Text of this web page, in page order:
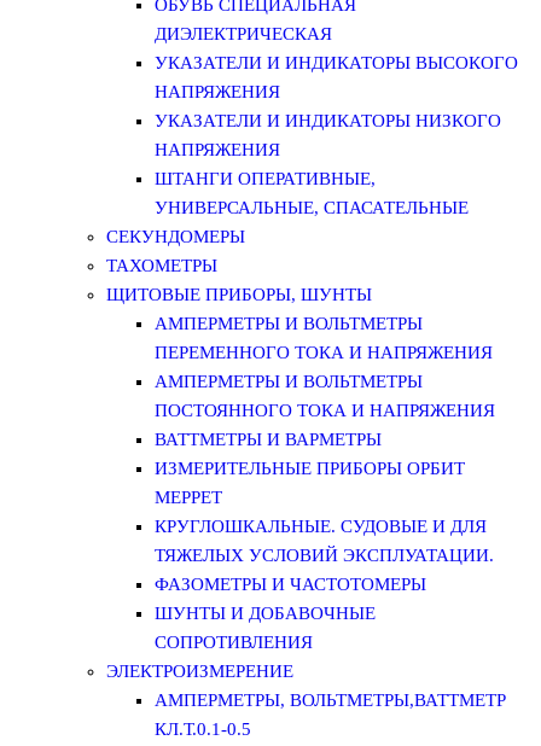
ОБУВЬ СПЕЦИАЛЬНАЯ
ДИЭЛЕКТРИЧЕСКАЯ
УКАЗАТЕЛИ И ИНДИКАТОРЫ ВЫСОКОГО
НАПРЯЖЕНИЯ
УКАЗАТЕЛИ И ИНДИКАТОРЫ НИЗКОГО
НАПРЯЖЕНИЯ
ШТАНГИ ОПЕРАТИВНЫЕ,
УНИВЕРСАЛЬНЫЕ, СПАСАТЕЛЬНЫЕ
СЕКУНДОМЕРЫ
ТАХОМЕТРЫ
ЩИТОВЫЕ ПРИБОРЫ, ШУНТЫ
АМПЕРМЕТРЫ И ВОЛЬТМЕТРЫ
ПЕРЕМЕННОГО ТОКА И НАПРЯЖЕНИЯ
АМПЕРМЕТРЫ И ВОЛЬТМЕТРЫ
ПОСТОЯННОГО ТОКА И НАПРЯЖЕНИЯ
ВАТТМЕТРЫ И ВАРМЕТРЫ
ИЗМЕРИТЕЛЬНЫЕ ПРИБОРЫ ОРБИТ
МЕРРЕТ
КРУГЛОШКАЛЬНЫЕ. СУДОВЫЕ И ДЛЯ
ТЯЖЕЛЫХ УСЛОВИЙ ЭКСПЛУАТАЦИИ.
ФАЗОМЕТРЫ И ЧАСТОТОМЕРЫ
ШУНТЫ И ДОБАВОЧНЫЕ
СОПРОТИВЛЕНИЯ
ЭЛЕКТРОИЗМЕРЕНИЕ
АМПЕРМЕТРЫ, ВОЛЬТМЕТРЫ,ВАТТМЕТР
КЛ.Т.0.1-0.5